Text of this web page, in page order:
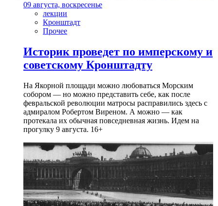
09 августа, воскресенье
лекции
Кронштадт
Прочее
Историк проведет по имперскому и
советскому Кронштадту
На Якорной площади можно любоваться Морским
собором — но можно представить себе, как после
февральской революции матросы расправились здесь с
адмиралом Робертом Виреном. А можно — как
протекала их обычная повседневная жизнь. Идем на
прогулку 9 августа. 16+